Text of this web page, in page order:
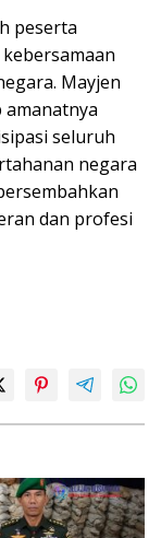
peserta
Mayjen
amanatnya
seluruh
negara
dan profesi